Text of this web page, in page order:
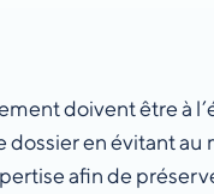
doivent être à
dossier en évitant au
afin de